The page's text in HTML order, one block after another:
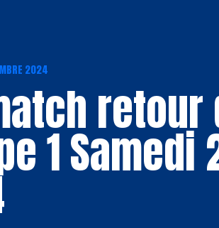
2024
1 Samedi